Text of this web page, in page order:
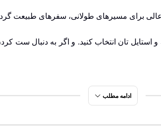
عالی برای مسیرهای طولانی، سفرهای طبیعت
استایل تان انتخاب کنید. و اگر به دنبال ست
ادامه مطلب